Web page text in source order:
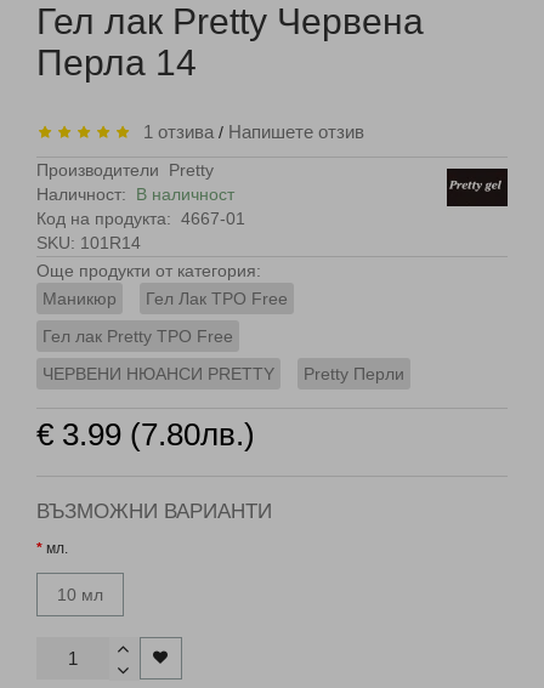
Гел лак Pretty Червена
Перла 14
1 отзива / Напишете отзив
Производители
Pretty
Наличност: В наличност
Код на продукта: 4667-01
SKU: 101R14
Още продукти от категория:
Маникюр
Гел Лак TPO Free
Гел лак Pretty TPO Free
ЧЕРВЕНИ НЮАНСИ PRETTY
Pretty Перли
€ 3.99 (7.80лв.)
ВЪЗМОЖНИ ВАРИАНТИ
мл.
10 мл